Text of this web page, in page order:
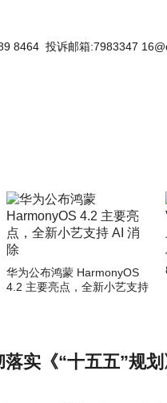
8464 投诉邮箱:7983347
华为公布鸿蒙 HarmonyOS
4.2 主要亮点，全新小艺支持
实《“十五五”规